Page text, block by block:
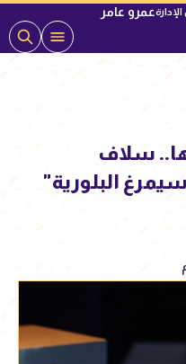
عمرو عامر
سلاف
البلورية"